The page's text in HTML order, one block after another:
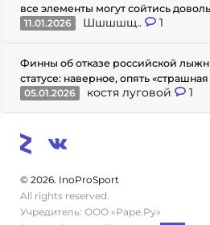
все элементы могут сойтись
11.01.2026
Шшшшщ.. 1
Финны об отказе российской
статусе: наверное, опять
05.01.2026
костя луговой 1
© 2026. InoProSport
All rights reserved.
Учредитель: ООО «Раре.Ру»